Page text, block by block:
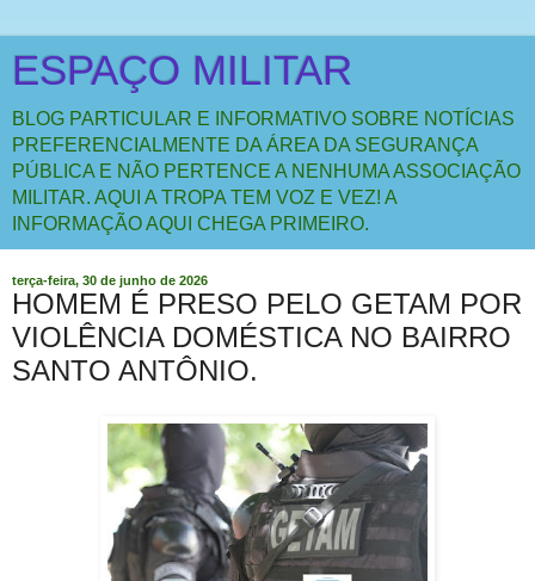
ESPAÇO MILITAR
BLOG PARTICULAR E INFORMATIVO SOBRE NOTÍCIAS
PREFERENCIALMENTE DA ÁREA DA SEGURANÇA
PÚBLICA E NÃO PERTENCE A NENHUMA ASSOCIAÇÃO
MILITAR. AQUI A TROPA TEM VOZ E VEZ! A
INFORMAÇÃO AQUI CHEGA PRIMEIRO.
terça-feira, 30 de junho de 2026
HOMEM É PRESO PELO GETAM POR
VIOLÊNCIA DOMÉSTICA NO BAIRRO
SANTO ANTÔNIO.